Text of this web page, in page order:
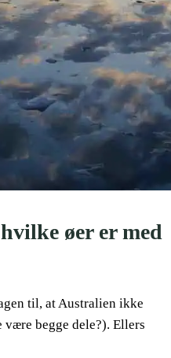
øer er med
til, at Australien ikke
være begge dele?). Ellers